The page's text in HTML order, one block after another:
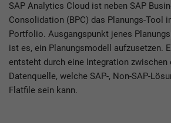
SAP Analytics Cloud ist neben SAP
Consolidation (BPC) das Planungs-Tool
Portfolio. Ausgangspunkt jenes
ist es, ein Planungsmodell aufzusetzen.
entsteht durch eine Integration zwischen
Datenquelle, welche SAP-, Non-SAP-
Flatfile sein kann.